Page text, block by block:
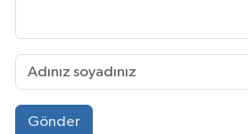
Gönder